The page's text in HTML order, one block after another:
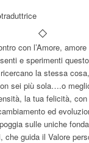
traduttrice
con l’Amore,
e sperimenti
la stessa
sei più sola….o
la tua felicità,
ed
sulle uniche
che guida il Valore